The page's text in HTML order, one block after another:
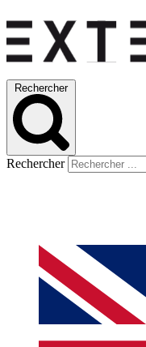
Rechercher
Rechercher